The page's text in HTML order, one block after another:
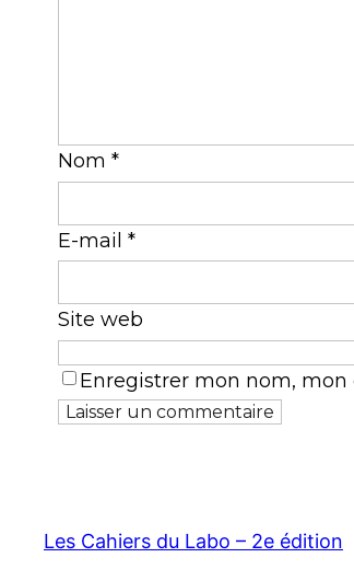
Nom*
E-mail*
Site web
Enregistrer mon nom,
Les Cahiers du Labo – 2e édition